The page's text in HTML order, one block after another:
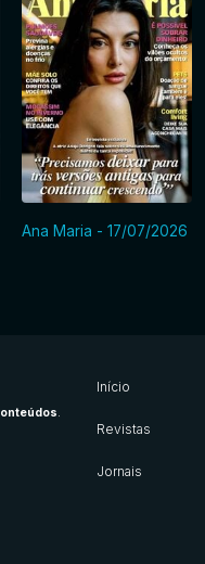
Ana Maria - 17/07/2026
Início
Revistas
Jornais